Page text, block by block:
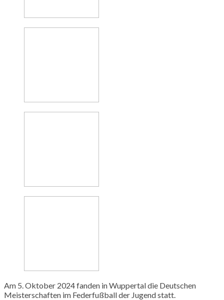
Am 5. Oktober 2024 fanden in Wuppertal die Deutschen
Meisterschaften im Federfußball der Jugend statt.